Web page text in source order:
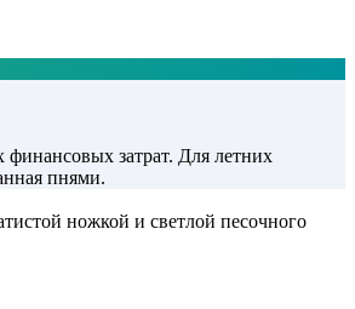
затрат. Для летних
пнями.
ножкой и светлой песочного